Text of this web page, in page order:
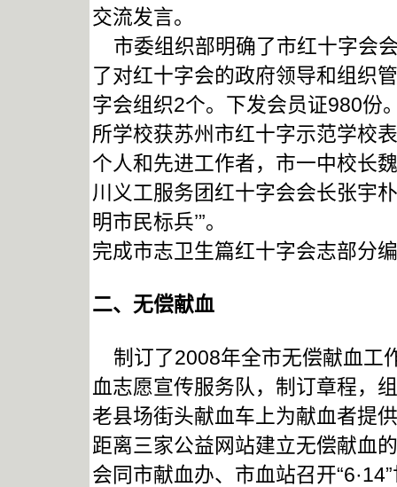
交流发言。
市委组织部明确了市红十字会
了对红十字会的政府领导和组织
字会组织2个。下发会员证980份
所学校获苏州市红十字示范学校
个人和先进工作者，市一中校长
川义工服务团红十字会会长张宇
明市民标兵’”。
完成市志卫生篇红十字会志部分
二、无偿献血
制订了2008年全市无偿献血工
血志愿宣传服务队，制订章程，
老县场街头献血车上为献血者提
距离三家公益网站建立无偿献血
会同市献血办、市血站召开